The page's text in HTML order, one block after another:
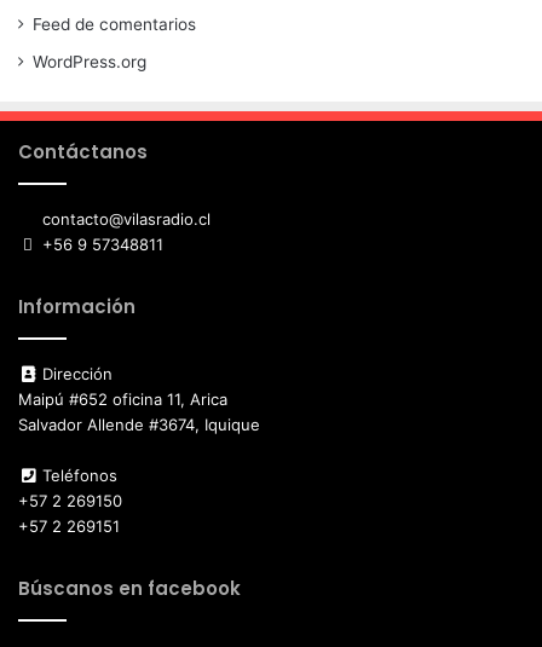
Feed de comentarios
WordPress.org
Contáctanos
contacto@vilasradio.cl
+56 9 57348811
Información
Dirección
Maipú #652 oficina 11, Arica
Salvador Allende #3674, Iquique
Teléfonos
+57 2 269150
+57 2 269151
Búscanos en facebook